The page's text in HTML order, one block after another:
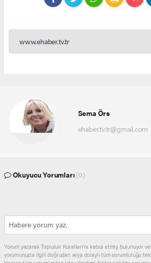
www.ehaber.tv.tr
Sema Örs
ehaber.tv.tr@gmail.com
Okuyucu Yorumları (0)
Yorum yazarak Topluluk Kuralları’nı kabul etmiş bulunuyor ve
yorumunuzla ilgili doğrudan veya dolaylı tüm sorumluluğu tek